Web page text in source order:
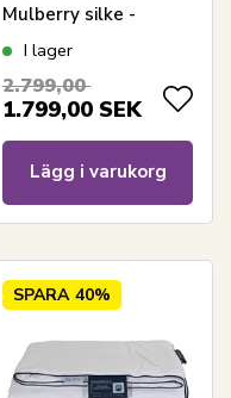
Mulberry silke -
Nordic Comfort
I lager
2.799,00
1.799,00 SEK
Lägg i varukorg
SPARA 40%